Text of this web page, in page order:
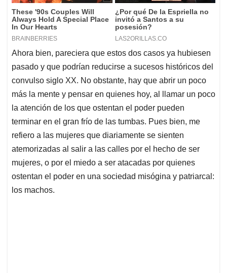
Ahora bien, pareciera que estos dos casos ya hubiesen
pasado y que podrían reducirse a sucesos históricos del
convulso siglo XX. No obstante, hay que abrir un poco
más la mente y pensar en quienes hoy, al llamar un poco
la atención de los que ostentan el poder pueden
terminar en el gran frío de las tumbas. Pues bien, me
refiero a las mujeres que diariamente se sienten
atemorizadas al salir a las calles por el hecho de ser
mujeres, o por el miedo a ser atacadas por quienes
ostentan el poder en una sociedad misógina y patriarcal:
los machos.